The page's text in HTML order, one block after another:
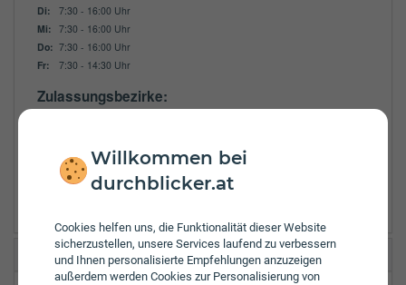
Willkommen bei
durchblicker.at
Cookies helfen uns, die Funktionalität dieser Website
sicherzustellen, unsere Services laufend zu verbessern
und Ihnen personalisierte Empfehlungen anzuzeigen
außerdem werden Cookies zur Personalisierung von
Di:
7:30 - 16:00 Uhr
Mi: 7:30 - 16:00 Uhr
Do: 7:30 - 16:00 Uhr
Fr:
7:30 - 14:30 Uhr
Zulassungsbezirke:
Kufstein
Grazer Wechselseitige Bezirksbüro Wörgl